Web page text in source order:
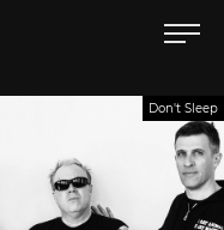
Don't Sleep